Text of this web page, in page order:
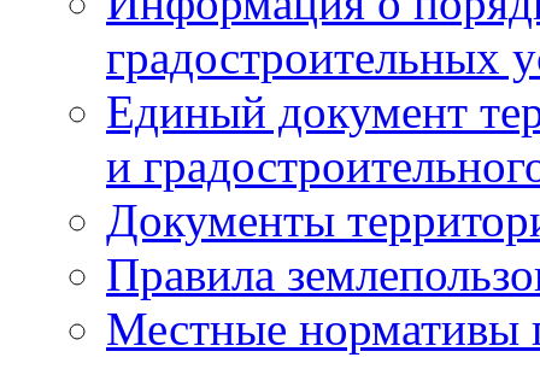
градостроительных
Единый документ
и
Документы
Правила
Местные нормативы